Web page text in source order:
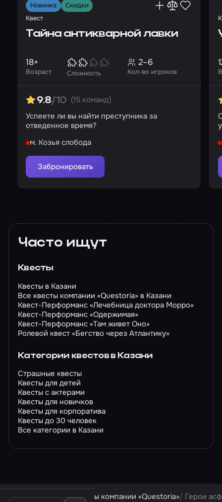
Новинка
Скидки
Квест
Тайна антикварной лавки
Возраст
18+
Сложность Кол-во игроков
2–6
9.8/10 (15 команд)
Успеете ли вы найти преступника за
отведенное время?
м. Козья слобода
Забронировать
Часто ищут
Квесты
Квесты в Казани
Все квесты компании «Questoria» в Казани
Квест-Перформанс «Лечебница доктора Морро»
Квест-Перформанс «Одержимая»
Квест-Перформанс «Там живет Оно»
Ролевой квест «Бегство через Атлантику»
Категории квестов в Казани
Страшные квесты
Квесты для детей
Квесты с актерами
Квесты для новичков
Квесты для корпоратива
Квесты до 30 человек
Все категории в Казани
Квесты в Казани Квесты компании «Questoria» Герои